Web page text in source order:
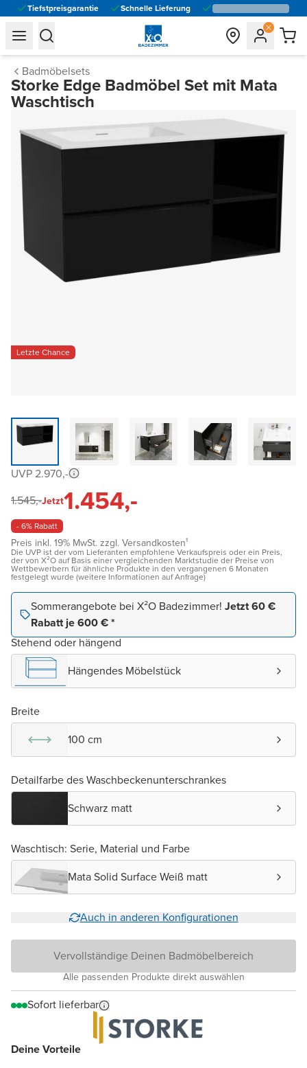
Tiefstpreisgarantie Schnelle Lieferung
general.navigation.toggle_menu.label
general.navigation.toggle_menu.label
Badmöbelsets
Storke Edge Badmöbel Set mit Mata
Waschtisch
Letzte Chance
Deine Vorteile
UVP 2.970,-
1.545,-Jetzt1.454,-
- 6% Rabatt
Preis inkl. 19% MwSt. zzgl. Versandkosten¹
Die UVP ist der vom Lieferanten empfohlene Verkaufspreis oder ein Preis,
der von X²O auf Basis einer vergleichenden Marktstudie der Preise von
Wettbewerbern für ähnliche Produkte in den vergangenen 6 Monaten
festgelegt wurde (weitere Informationen auf Anfrage)
Sommerangebote bei X²O Badezimmer! Jetzt 60 €
Rabatt je 600 € *
Stehend oder hängend
Hängendes Möbelstück
Breite
100 cm
Detailfarbe des Waschbeckenunterschrankes
Schwarz matt
Waschtisch: Serie, Material und Farbe
Mata Solid Surface Weiß matt
Auch in anderen Konfigurationen
Vervollständige Deinen Badmöbelbereich
Alle passenden Produkte direkt auswählen
Sofort lieferbar